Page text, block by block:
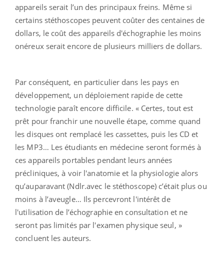
appareils serait l’un des principaux freins. Même si
certains stéthoscopes peuvent coûter des centaines de
dollars, le coût des appareils d'échographie les moins
onéreux serait encore de plusieurs milliers de dollars.
Par conséquent, en particulier dans les pays en
développement, un déploiement rapide de cette
technologie paraît encore difficile. « Certes, tout est
prêt pour franchir une nouvelle étape, comme quand
les disques ont remplacé les cassettes, puis les CD et
les MP3… Les étudiants en médecine seront formés à
ces appareils portables pendant leurs années
précliniques, à voir l'anatomie et la physiologie alors
qu’auparavant (Ndlr.avec le stéthoscope) c’était plus ou
moins à l’aveugle… Ils percevront l'intérêt de
l'utilisation de l’échographie en consultation et ne
seront pas limités par l'examen physique seul, »
concluent les auteurs.